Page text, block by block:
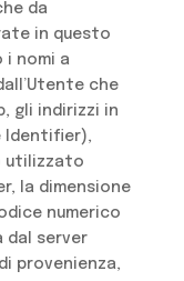
da
in questo
i nomi a
che
gli indirizzi in
Identifier),
utilizzato
la dimensione
numerico
server
provenienza,